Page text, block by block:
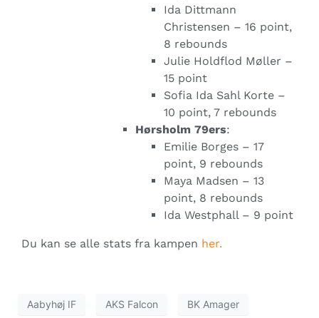
Ida Dittmann
Christensen – 16 point,
8 rebounds
Julie Holdflod Møller –
15 point
Sofia Ida Sahl Korte –
10 point, 7 rebounds
Hørsholm 79ers:
Emilie Borges – 17
point, 9 rebounds
Maya Madsen – 13
point, 8 rebounds
Ida Westphall – 9 point
Du kan se alle stats fra kampen her.
Aabyhøj IF AKS Falcon BK Amager